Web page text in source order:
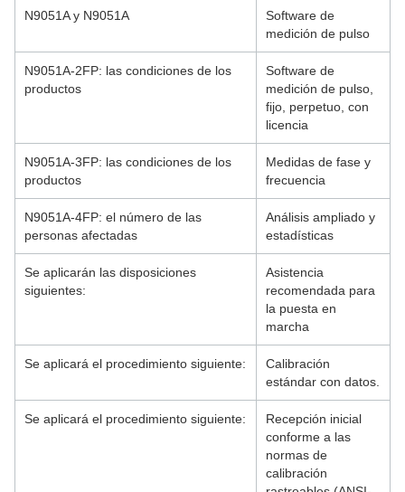
N9051A y N9051A
Software de
medición de pulso
N9051A-2FP: las condiciones de los
productos
Software de
medición de pulso,
fijo, perpetuo, con
licencia
N9051A-3FP: las condiciones de los
productos
Medidas de fase y
frecuencia
N9051A-4FP: el número de las
personas afectadas
Análisis ampliado y
estadísticas
Se aplicarán las disposiciones
siguientes:
Asistencia
recomendada para
la puesta en
marcha
Se aplicará el procedimiento siguiente:
Calibración
estándar con datos.
Se aplicará el procedimiento siguiente:
Recepción inicial
conforme a las
normas de
calibración